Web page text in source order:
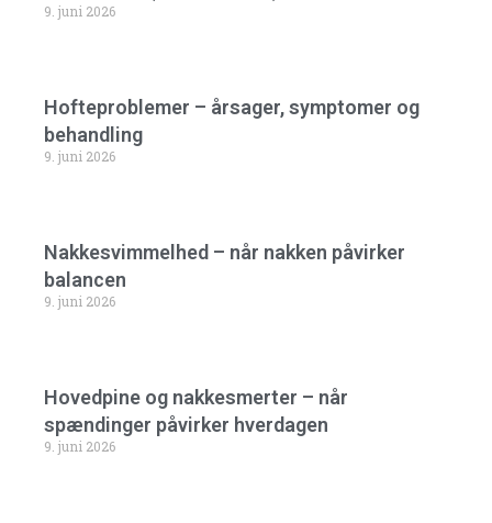
9. juni 2026
Hofteproblemer – årsager, symptomer og
behandling
9. juni 2026
Nakkesvimmelhed – når nakken påvirker
balancen
9. juni 2026
Hovedpine og nakkesmerter – når
spændinger påvirker hverdagen
9. juni 2026